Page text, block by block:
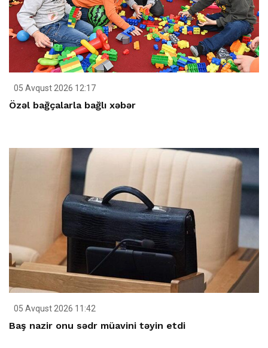
05 Avqust 2026 12:17
Özəl bağçalarla bağlı xəbər
05 Avqust 2026 11:42
Baş nazir onu sədr müavini təyin etdi